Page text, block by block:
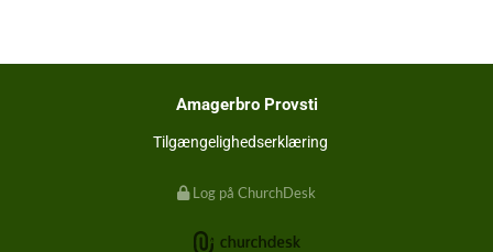
Amagerbro Provsti
Tilgængelighedserklæring
Log på ChurchDesk